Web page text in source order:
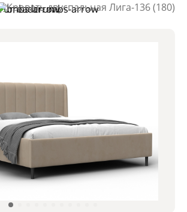
Кровать двуспальная Лига-136 (180),